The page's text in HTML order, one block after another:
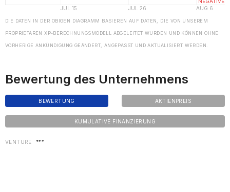
DIE DATEN IN DER OBIGEN DIAGRAMM BASIEREN AUF DATEN, DIE VON UNSEREM
PROPRIETÄREN XP-BERECHNUNGSMODELL ABGELEITET WURDEN UND KÖNNEN OHNE
VORHERIGE ANKÜNDIGUNG GEÄNDERT, ANGEPASST UND AKTUALISIERT WERDEN.
Bewertung des Unternehmens
BEWERTUNG AKTIENPREIS
KUMULATIVE FINANZIERUNG
VENTURE ***